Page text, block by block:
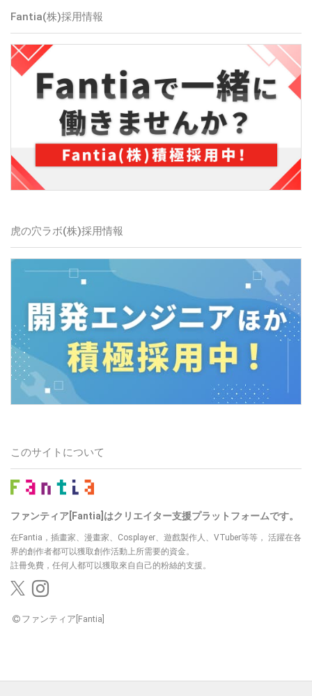
Fantia(株)採用情報
虎の穴ラボ(株)採用情報
このサイトについて
ファンティア[Fantia]はクリエイター支援プラットフォームです。
在Fantia，插畫家、漫畫家、Cosplayer、遊戲製作人、VTuber等等， 活躍在各
界的創作者都可以獲取創作活動上所需要的資金。
註冊免費，任何人都可以獲取來自自己的粉絲的支援。
ファンティア[Fantia]